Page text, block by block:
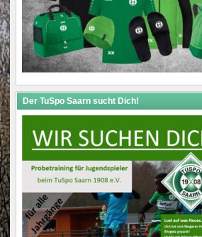
Der TuSpo Saarn sucht Dich!